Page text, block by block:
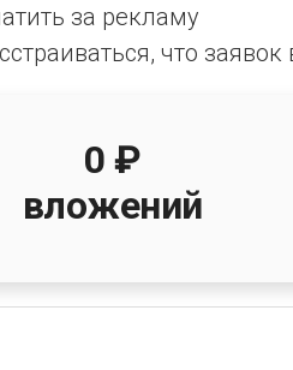
за рекламу
что
0 ₽
вложений